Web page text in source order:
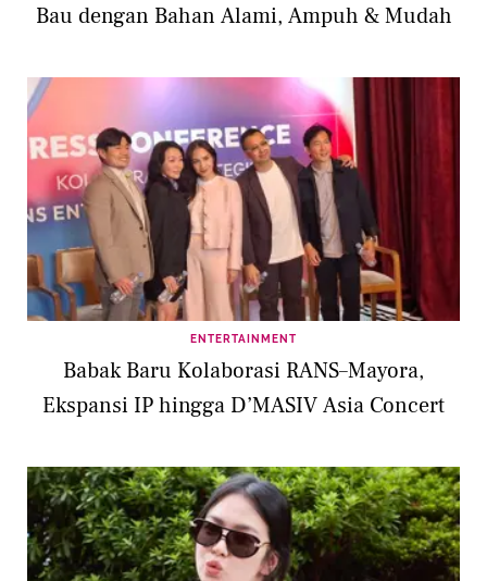
Bau dengan Bahan Alami, Ampuh & Mudah
ENTERTAINMENT
Babak Baru Kolaborasi RANS–Mayora,
Ekspansi IP hingga D’MASIV Asia Concert